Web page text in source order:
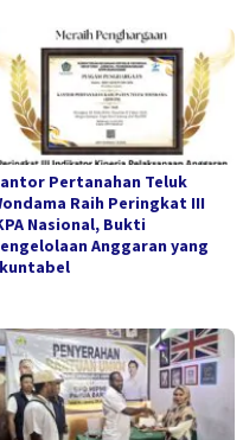
Pertanahan Teluk
Raih Peringkat III
Nasional, Bukti
Anggaran yang